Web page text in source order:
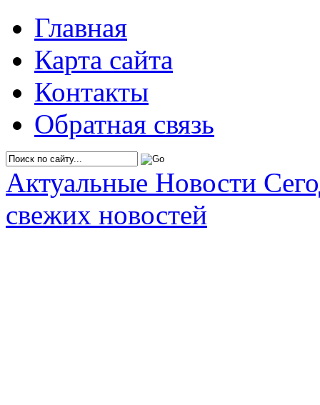
Главная
Карта сайта
Контакты
Обратная связь
Актуальные Новости
свежих новостей